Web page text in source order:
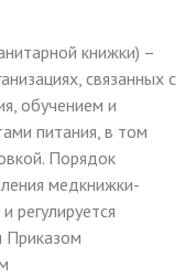
книжки) –
связанных с
обучением и
питания, в том
Порядок
медкнижки-
регулируется
Приказом